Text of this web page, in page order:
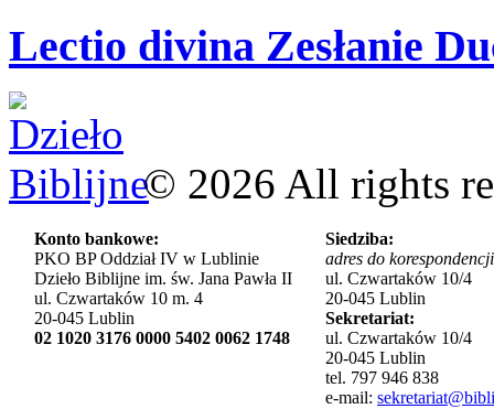
Lectio divina Zesłanie
© 2026 All rights
Konto bankowe:
PKO BP Oddział IV w Lublinie
Dzieło Biblijne im. św. Jana Pawła II
ul. Czwartaków 10 m. 4
20-045 Lublin
02 1020 3176 0000 5402 0062 1748
Siedziba:
adres do
ul. Czwartaków 10/4
20-045 Lublin
Sekretariat:
ul. Czwartaków 10/4
20-045 Lublin
tel. 797 946 838
e-mail: